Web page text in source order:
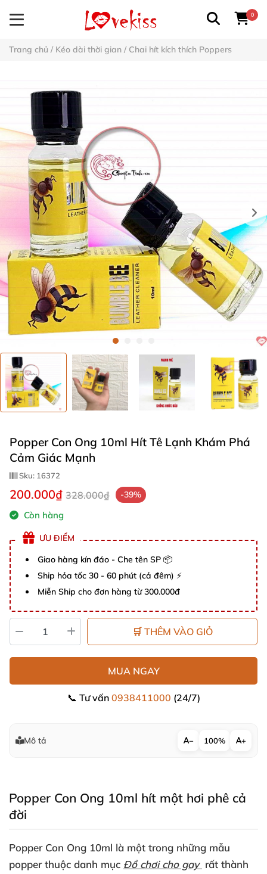
0
Trang chủ / Kéo dài thời gian / Chai hít kích thích Poppers
Popper Con Ong 10ml Hít Tê Lạnh Khám Phá
Cảm Giác Mạnh
Sku: 16372
200.000₫ 328.000₫ -39%
Còn hàng
ƯU ĐIỂM
Giao hàng kín đáo - Che tên SP 📦
Ship hỏa tốc 30 - 60 phút (cả đêm) ⚡
Miễn Ship cho đơn hàng từ 300.000đ
🛒 THÊM VÀO GIỎ
MUA NGAY
📞 Tư vấn 0938411000 (24/7)
Mô tả − 100% +
Popper Con Ong 10ml hít một hơi phê cả
đời
Popper Con Ong 10ml là một trong những mẫu
popper thuộc danh mục Đồ chơi cho gay rất thành